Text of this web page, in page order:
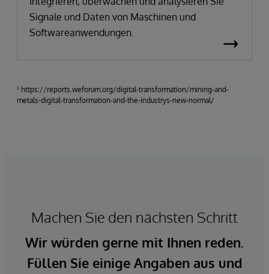
Signale und Daten von Maschinen und
Softwareanwendungen.
¹ https://reports.weforum.org/digital-transformation/mining-and-
metals-digital-transformation-and-the-industrys-new-normal/
Machen Sie den nächsten Schritt
Wir würden gerne mit Ihnen reden.
Füllen Sie einige Angaben aus und